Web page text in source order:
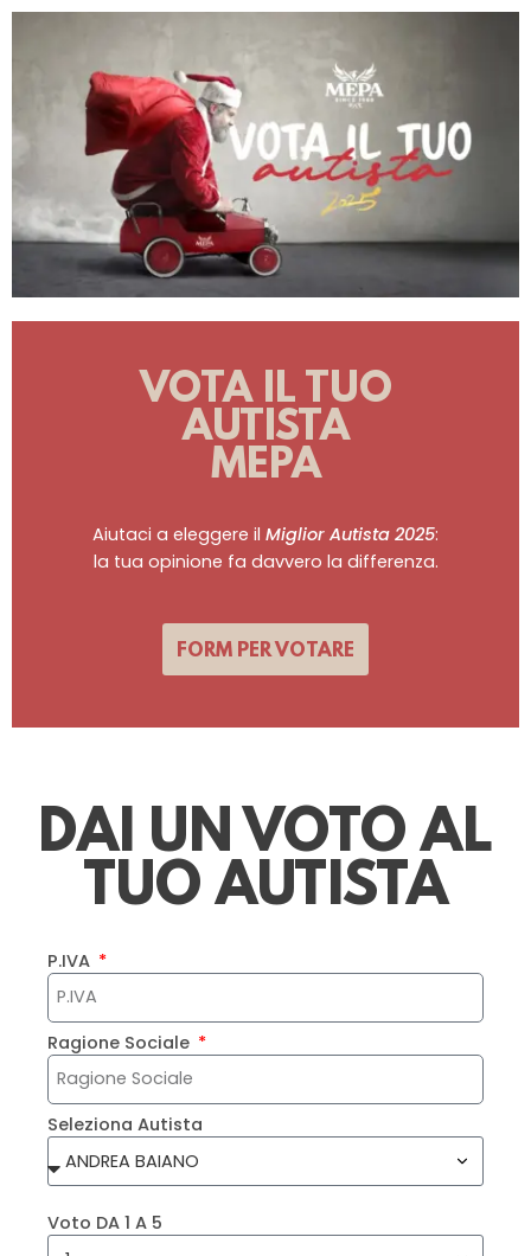
VOTA IL TUO
AUTISTA
MEPA
Aiutaci a eleggere il Miglior Autista 2025:
la tua opinione fa davvero la differenza.
FORM PER VOTARE
DAI UN VOTO AL
TUO AUTISTA
P.IVA
Ragione Sociale
Seleziona Autista
Voto DA 1 A 5